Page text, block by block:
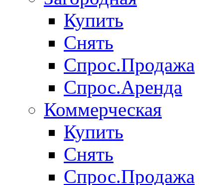
Купить
Снять
Спрос.Продажа
Спрос.Аренда
Коммерческая
Купить
Снять
Спрос.Продажа